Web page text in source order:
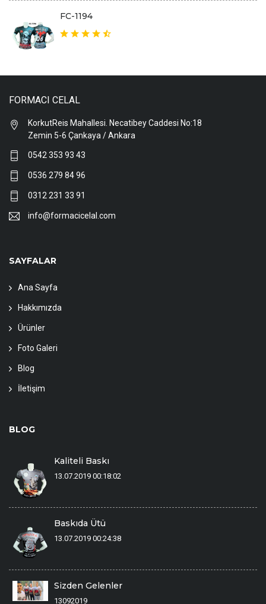
FC-1194
FORMACI CELAL
KorkutReis Mahallesi. Necatibey Caddesi No:18
Zemin 5-6 Çankaya / Ankara
0542 353 93 43
0536 279 84 96
0312 231 33 91
info@formacicelal.com
SAYFALAR
Ana Sayfa
Hakkımızda
Ürünler
Foto Galeri
Blog
İletişim
BLOG
Kaliteli Baskı
13.07.2019 00:18:02
Baskıda Ütü
13.07.2019 00:24:38
Sizden Gelenler
13092019